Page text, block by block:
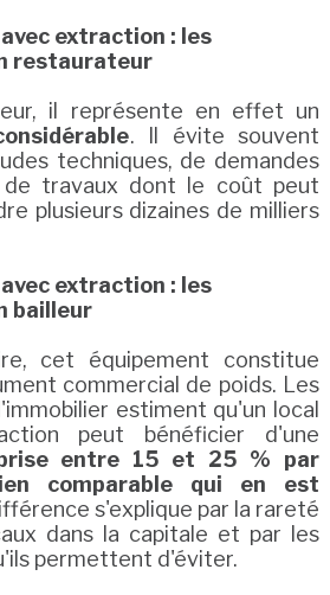
extraction : les
restaurateur
il représente en effet un
. Il évite souvent
techniques, de demandes
travaux dont le coût peut
plusieurs dizaines de milliers
extraction : les
bailleur
cet équipement constitue
commercial de poids. Les
estiment qu'un local
peut bénéficier d'une
entre 15 et 25 % par
comparable qui en est
s'explique par la rareté
dans la capitale et par les
permettent d'éviter.